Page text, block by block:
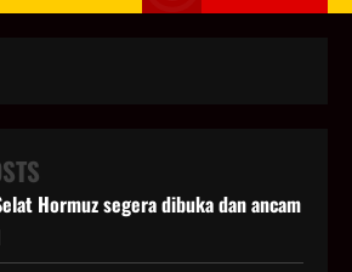
Hormuz segera dibuka dan ancam